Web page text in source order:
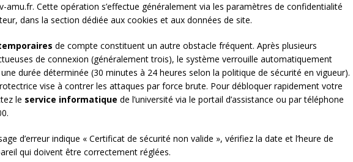
amu.fr. Cette opération s’effectue généralement via les paramètres de confidentialité
dans la section dédiée aux cookies et aux données de site.
de compte constituent un autre obstacle fréquent. Après plusieurs
de connexion (généralement trois), le système verrouille automatiquement
une durée déterminée (30 minutes à 24 heures selon la politique de sécurité en vigueur).
vise à contrer les attaques par force brute. Pour débloquer rapidement votre
le service informatique de l’université via le portail d’assistance ou par téléphone
d’erreur indique « Certificat de sécurité non valide », vérifiez la date et l’heure de
qui doivent être correctement réglées.